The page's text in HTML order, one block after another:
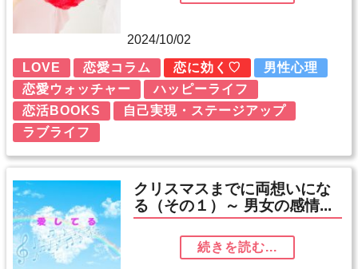
2024/10/02
LOVE 恋愛コラム 恋に効く♡
男性心理
恋愛ウォッチャー
ハッピーライフ
恋活BOOKS
自己実現・ステージアップ
ラブライフ
クリスマスまでに両想いにな
る（その１）～ 男女の感情...
続きを読む...